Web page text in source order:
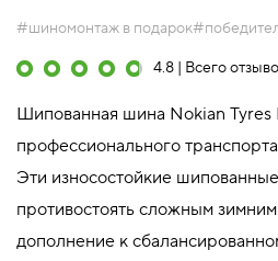
#шиномонтаж в подарок
4.8 | Всего
Шипованная шина Nokian Tyres
профессионального
Эти износостойкие
противостоять сложным
дополнение к